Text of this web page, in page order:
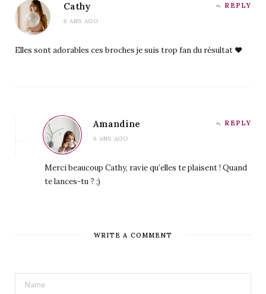
Cathy
6 ANS AGO
REPLY
Elles sont adorables ces broches je suis trop fan du résultat ♥
Amandine
6 ANS AGO
REPLY
Merci beaucoup Cathy, ravie qu’elles te plaisent ! Quand
te lances-tu ? ;)
WRITE A COMMENT